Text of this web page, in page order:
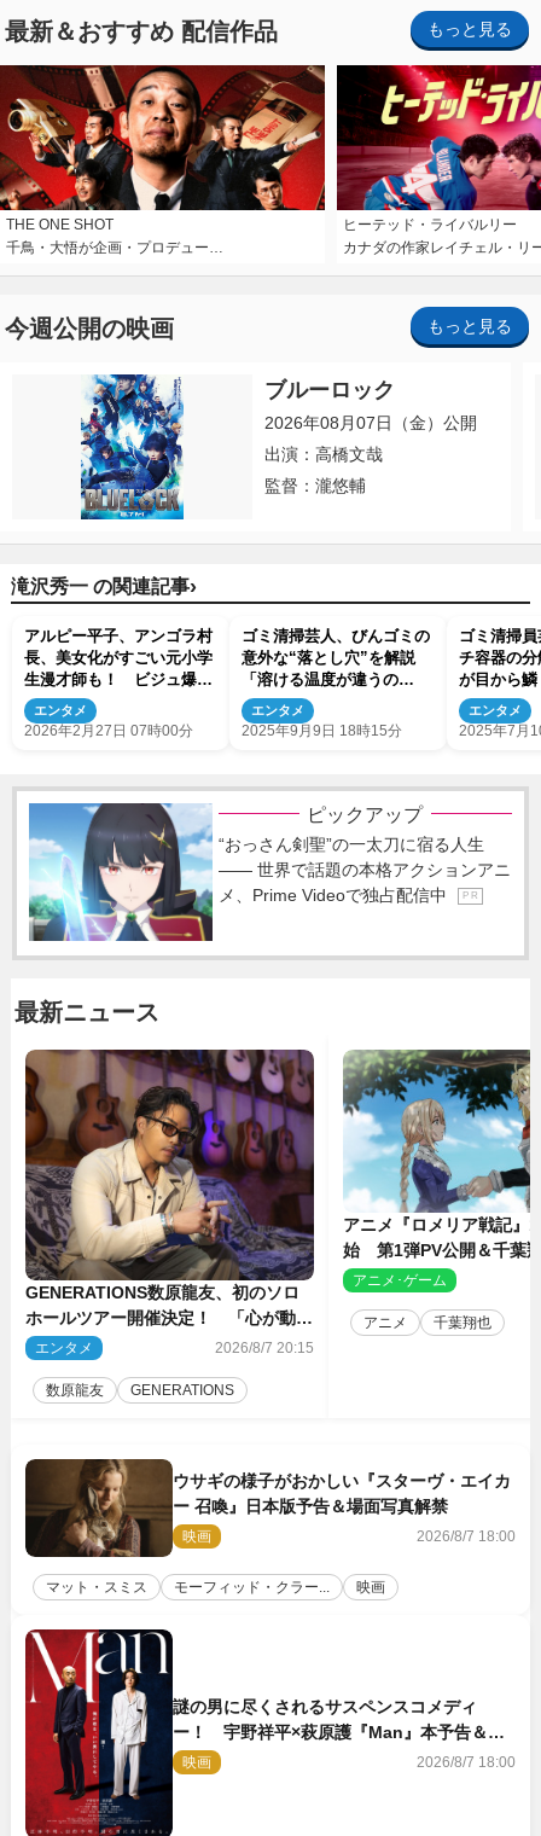
最新＆おすすめ 配信作品 もっと見る
THE ONE SHOT
千鳥・大悟が企画・プロデュー…
ヒーテッド・ライバルリー
カナダの作家レイチェル・リ
今週公開の映画 もっと見る
ブルーロック
2026年08月07日（金）公開
出演：高橋文哉
監督：瀧悠輔
滝沢秀一 の関連記事›
アルピー平子、アンゴラ村
長、美女化がすごい元小学
生漫才師も！ ビジュ爆発
の“芸人写真集”コレクショ
ン
エンタメ
2026年2月27日 07時00分
ゴミ清掃芸人、びんゴミの
意外な“落とし穴”を解説
「溶ける温度が違うの
で…」
エンタメ
2025年9月9日 18時15分
ゴミ清掃
チ容器の
が目から
んでやっ
エンタメ
2025年7月
ピックアップ
“おっさん剣聖”の一太刀に宿る人生
―― 世界で話題の本格アクションアニ
メ、Prime Videoで独占配信中
P R
最新ニュース
GENERATIONS数原龍友、初のソロ
ホールツアー開催決定！ 「心が動い
た瞬間を、音に乗せてお届けできれ
エンタメ 2026/8/7 20:15
数原龍友 GENERATIONS
アニメ『ロメリア戦記』
始 第1弾PV公開＆千葉
ャスト4人を発表
アニメ･ゲーム
アニメ 千葉翔也
ウサギの様子がおかしい『スターヴ・エイカ
ー 召喚』日本版予告＆場面写真解禁
映画 2026/8/7 18:00
マット・スミス モーフィッド・クラー... 映画
謎の男に尽くされるサスペンスコメディ
ー！ 宇野祥平×萩原護『Man』本予告＆新
ビジュアル解禁
映画 2026/8/7 18:00